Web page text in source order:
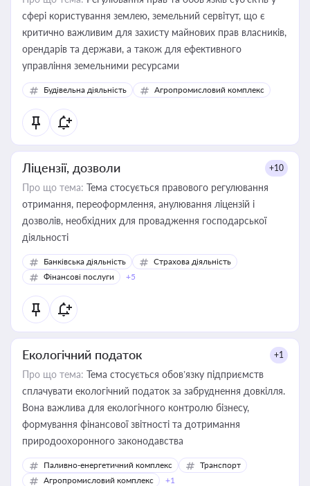
сфері користування землею, земельний сервітут, що є
критично важливим для захисту майнових прав власників,
орендарів та держави, а також для ефективного
управління земельними ресурсами
Будівельна діяльність Агропромисловий комплекс
Ліцензії, дозволи +10
Про що тема: Тема стосується правового регулювання
отримання, переоформлення, анулювання ліцензій і
дозволів, необхідних для провадження господарської
діяльності
Банківська діяльність
Страхова діяльність
Фінансові послуги
+5
Екологічний податок +1
Про що тема: Тема стосується обов’язку підприємств
сплачувати екологічний податок за забруднення довкілля.
Вона важлива для екологічного контролю бізнесу,
формування фінансової звітності та дотримання
природоохоронного законодавства
Паливно-енергетичний комплекс
Транспорт
Агропромисловий комплекс
+1